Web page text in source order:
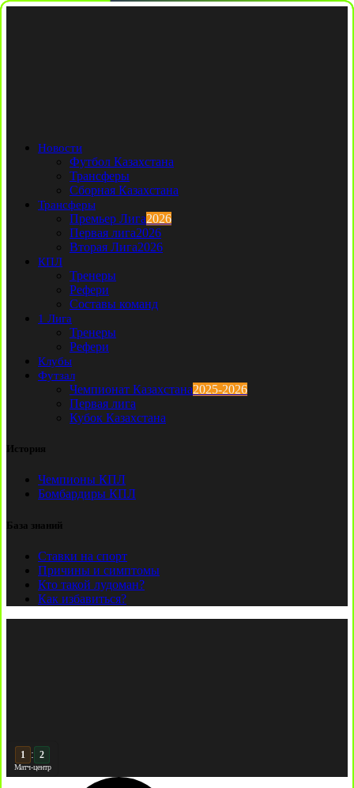
Новости
Футбол Казахстана
Трансферы
Сборная Казахстана
Трансферы
Премьер Лига2026
Первая лига2026
Вторая Лига2026
КПЛ
Тренеры
Рефери
Составы команд
1 Лига
Тренеры
Рефери
Клубы
Футзал
Чемпионат Казахстана2025-2026
Первая лига
Кубок Казахстана
История
Чемпионы КПЛ
Бомбардиры КПЛ
База знаний
Ставки на спорт
Причины и симптомы
Кто такой лудоман?
Как избавиться?
2 : 2
Матч-центр